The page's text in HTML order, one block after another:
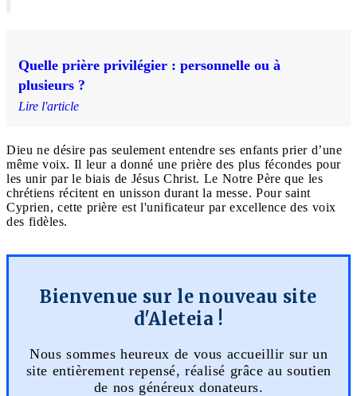
Quelle prière privilégier : personnelle ou à
plusieurs ?
Lire l'article
Dieu ne désire pas seulement entendre ses enfants prier d’une
même voix. Il leur a donné une prière des plus fécondes pour
les unir par le biais de Jésus Christ. Le Notre Père que les
chrétiens récitent en unisson durant la messe. Pour saint
Cyprien, cette prière est l'unificateur par excellence des voix
des fidèles.
Bienvenue sur le nouveau site
d'Aleteia !
Nous sommes heureux de vous accueillir sur un
site entièrement repensé, réalisé grâce au soutien
de nos généreux donateurs.